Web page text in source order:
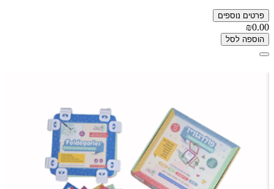
פרטים נוספים
₪0.00
הוספה לסל